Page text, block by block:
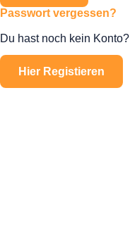
Passwort vergessen?
Du hast noch kein Konto?
Hier Registieren